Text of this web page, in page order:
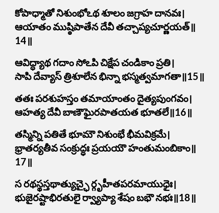
కోపాధ్మాతో నిశుంభోఽథ శూలం జగ్రాహ దానవః।
ఆయాతం ముష్ఠిపాతేన దేవీ తచ్చాప్యచూర్ణయత్॥
14॥
ఆవిద్ధ్యాథ గదాం సోఽపి చిక్షేప చండికాం ప్రతి।
సాపి దేవ్యాస్ త్రిశూలేన భిన్నా భస్మత్వమాగతా॥15॥
తతః పరశుహస్తం తమాయాంతం దైత్యపుంగవం।
ఆహత్య దేవీ బాణౌఘైరపాతయత భూతలే॥16॥
తస్మిన్ని పతితే భూమౌ నిశుంభే భీమవిక్రమే।
భ్రాతర్యతీవ సంక్రుద్ధః ప్రయయౌ హంతుమంబికాం॥
17॥
స రథస్థస్తథాత్యుచ్ఛై ర్గృహీతపరమాయుధైః।
భుజైరష్టాభిరతులై ర్వ్యాప్యా శేషం బభౌ నభః॥18॥